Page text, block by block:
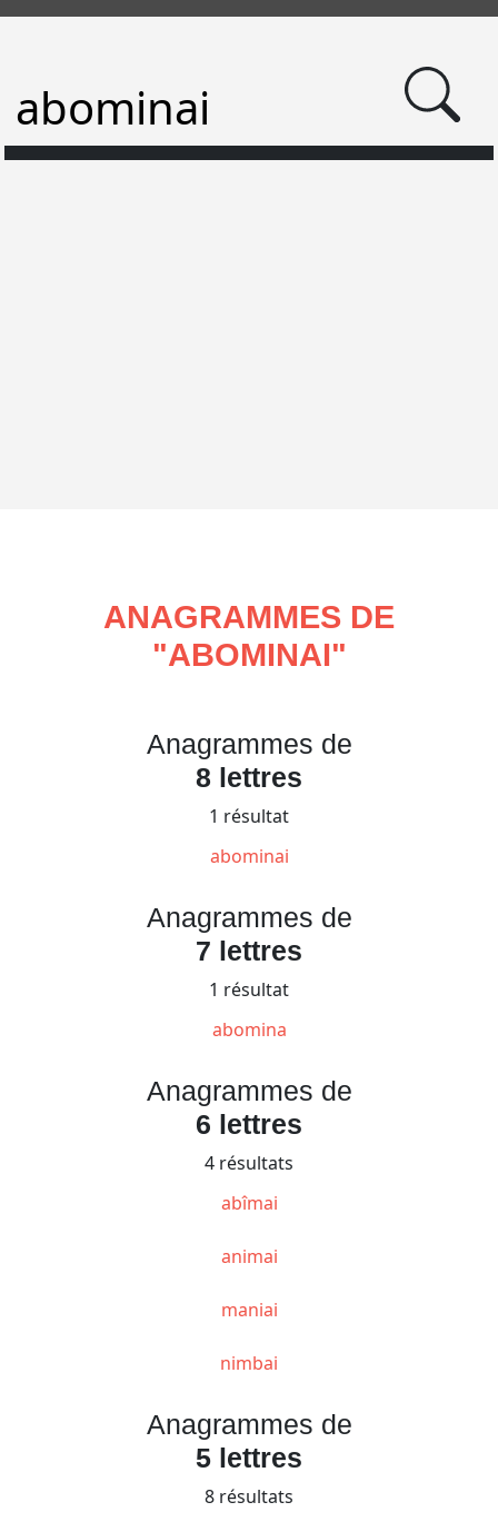
ANAGRAMMES DE
"ABOMINAI"
Anagrammes de
8 lettres
1 résultat
abominai
Anagrammes de
7 lettres
1 résultat
abomina
Anagrammes de
6 lettres
4 résultats
abîmai
animai
maniai
nimbai
Anagrammes de
5 lettres
8 résultats